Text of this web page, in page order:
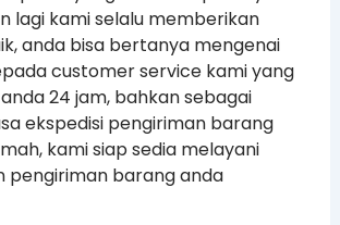
lagi kami selalu memberikan
anda bisa bertanya mengenai
customer service kami yang
24 jam, bahkan sebagai
ekspedisi pengiriman barang
kami siap sedia melayani
pengiriman barang anda